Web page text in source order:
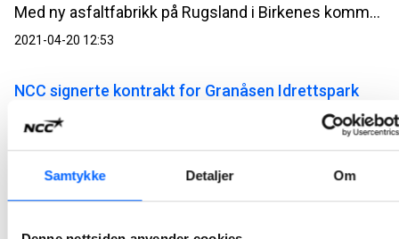
Samtykke Detaljer Om
Med ny asfaltfabrikk på Rugsland i Birkenes kommune står NCC nå klare for å levere asfalt til Sørlandets mange store og små asfaltprosjekter.
2021-04-20 12:53
NCC signerte kontrakt for Granåsen Idrettspark
NCC og Trondheim kommune har signert kontrakt for bygging av nye Granåsen Idrettspark. Gjennom en innledende samspillsfase er prosjektet optimalisert, og deltakerne i prosjektet har sammen utarbeidet robuste tekniske løsninger og planer for gjennomføringsfasen. Kontraktsverdien er ca MNOK 470.
2021-04-09 09:29
Teknologileder flytter inn i Valle View